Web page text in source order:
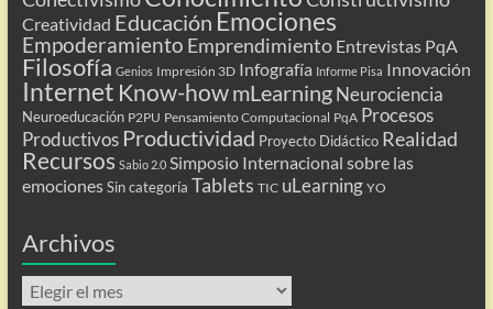
Creatividad Educación Emociones
Empoderamiento Emprendimiento Entrevistas PqA
Filosofía Genios Impresión 3D Infografía Informe Pisa Innovación
Internet Know-howmLearning Neurociencia
Neuroeducación P2PU Pensamiento Computacional PqA Procesos
Productivos Productividad Proyecto Didáctico Realidad
Recursos Sabio 2.0 Simposio Internacional sobre las
emociones Sin categoría Tablets TIC uLearning YO
Archivos
Archivos